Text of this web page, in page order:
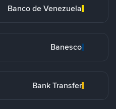
Banco de Venezuela
Banesco
Bank Transfer